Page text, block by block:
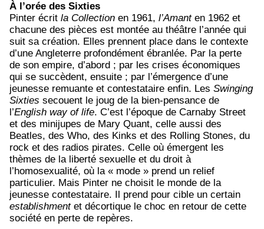
À l’orée des Sixties
Pinter écrit la Collection en 1961, l’Amanten 1962 et
chacune des pièces est montée au théâtre l’année qui
suit sa création. Elles prennent place dans le contexte
d’une Angleterre profondément ébranlée. Par la perte
de son empire, d’abord ; par les crises économiques
qui se succèdent, ensuite ; par l’émergence d’une
jeunesse remuante et contestataire enfin. Les Swinging
Sixties secouent le joug de la bien-pensance de
l’English way of life. C’est l’époque de Carnaby Street
et des minijupes de Mary Quant, celle aussi des
Beatles, des Who, des Kinks et des Rolling Stones, du
rock et des radios pirates. Celle où émergent les
thèmes de la liberté sexuelle et du droit à
l’homosexualité, où la « mode » prend un relief
particulier. Mais Pinter ne choisit le monde de la
jeunesse contestataire. Il prend pour cible un certain
establishmentet décortique le choc en retour de cette
société en perte de repères.